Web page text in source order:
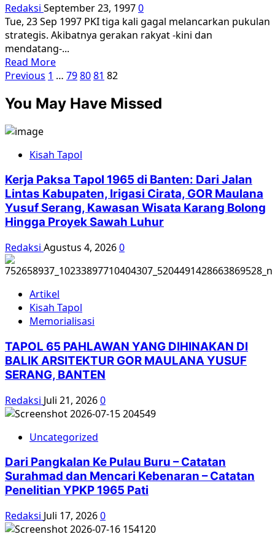
Terhadap
Presiden
Sukarno
Redaksi September 23, 19970
Tue, 23 Sep 1997 PKI tiga kali gagal melancarkan pukulan
strategis. Akibatnya gerakan rakyat -kini dan
mendatang-...
Read MoreRead
more
Kekeliruan
PKI,
Rakyat
Paginasi
pos
Previous 1 … 798081 82
You May Have Missed
Kisah Tapol
Kerja Paksa Tapol 1965 di Banten: Dari Jalan
Lintas Kabupaten, Irigasi Cirata, GOR Maulana
Yusuf Serang, Kawasan Wisata Karang Bolong
Hingga Proyek Sawah Luhur
Redaksi Agustus 4, 20260
Artikel
Kisah Tapol
Memorialisasi
TAPOL 65 PAHLAWAN YANG DIHINAKAN DI
BALIK ARSITEKTUR GOR MAULANA YUSUF
SERANG, BANTEN
Redaksi Juli 21, 20260
Uncategorized
Dari Pangkalan Ke Pulau Buru – Catatan
Surahmad dan Mencari Kebenaran – Catatan
Penelitian YPKP 1965 Pati
Redaksi Juli 17, 20260